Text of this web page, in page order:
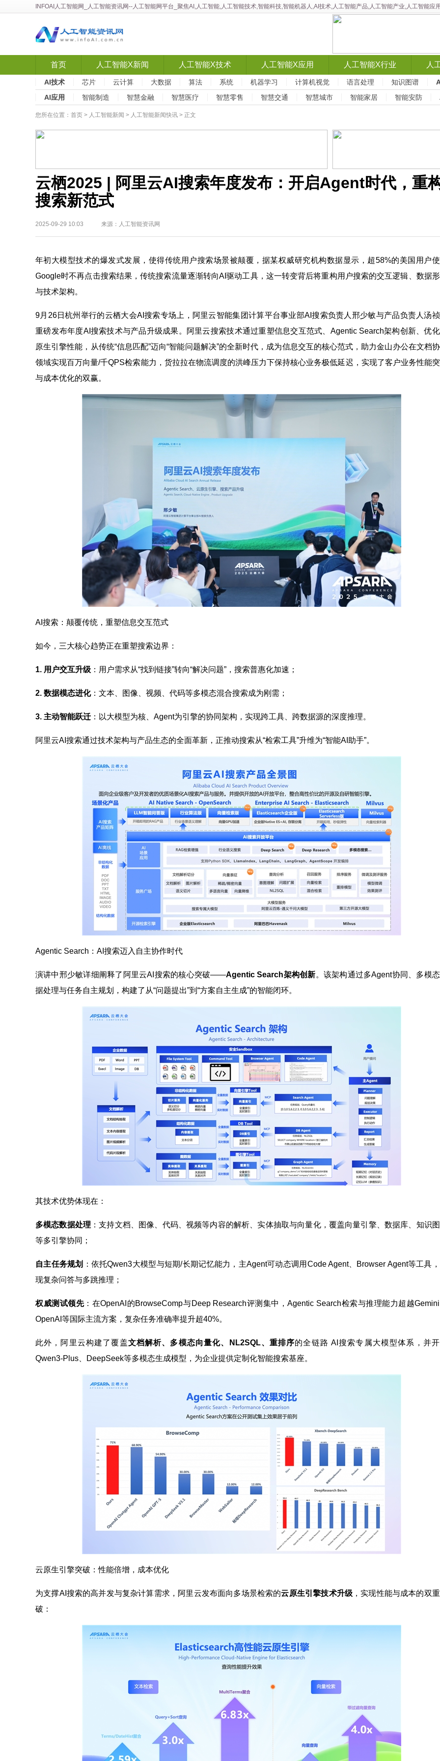
INFOAI人工智能网 人工智能资讯网--人工智能网平台_聚焦AI,人工智能,人工智能技术,智能科技,智能机器人,AI技术,人工智能产品,人工智能产业,人工智能应
首页 人工智能X新闻 人工智能X技术 人工智能X应用 人工智能X行业 人
AI技术 芯片 云计算 大数据 算法 系统 机器学习 计算机视觉 语言处理 知识图谱
AI应用
智能制造 智慧金融 智慧医疗 智慧零售 智慧交通 智慧城市 智能家居 智能安防
您所在位置： 首页 > 人工智能新闻 > 人工智能新闻快讯 > 正文
云栖2025 | 阿里云AI搜索年度发布：开启Agent时代，重
搜索新范式
2025-09-29 10:03 来源：人工智能资讯网
年初大模型技术的爆发式发展，使得传统用户搜索场景被颠覆，据某权威研究机构数据显示，超58%的美国用户
Google时不再点击搜索结果，传统搜索流量逐渐转向AI驱动工具，这一转变背后将重构用户搜索的交互逻辑、数据
与技术架构。
9月26日杭州举行的云栖大会AI搜索专场上，阿里云智能集团计算平台事业部AI搜索负责人邢少敏与产品负责人汤
重磅发布年度AI搜索技术与产品升级成果。阿里云搜索技术通过重塑信息交互范式、Agentic Search架构创新、优
原生引擎性能，从传统“信息匹配”迈向“智能问题解决”的全新时代，成为信息交互的核心范式，助力金山办公在文档
领域实现百万向量/千QPS检索能力，货拉拉在物流调度的洪峰压力下保持核心业务极低延迟，实现了客户业务性能
与成本优化的双赢。
AI搜索：颠覆传统，重塑信息交互范式
如今，三大核心趋势正在重塑搜索边界：
1. 用户交互升级 ：用户需求从“找到链接”转向“解决问题”，搜索普惠化加速；
2. 数据模态进化：文本、图像、视频、代码等多模态混合搜索成为刚需；
3. 主动智能跃迁 ：以大模型为核、Agent为引擎的协同架构，实现跨工具、跨数据源的深度推理。
阿里云AI搜索通过技术架构与产品生态的全面革新，正推动搜索从“检索工具”升维为“智能AI助手”。
Agentic Search：AI搜索迈入自主协作时代
演讲中邢少敏详细阐释了阿里云AI搜索的核心突破——Agentic Search架构创新。该架构通过多Agent协同、多模
据处理与任务自主规划，构建了从“问题提出”到“方案自主生成”的智能闭环。
其技术优势体现在：
多模态数据处理 ：支持文档、图像、代码、视频等内容的解析、实体抽取与向量化，覆盖向量引擎、数据库、知识
等多引擎协同；
自主任务规划
：依托Qwen3大模型与短期/长期记忆能力，主Agent可动态调用Code Agent、Browser Agent等工具
现复杂问答与多跳推理；
权威测试领先：在OpenAI的BrowseComp与Deep Research评测集中，Agentic Search检索与推理能力超越
OpenAI等国际主流方案，复杂任务准确率提升超40%。
此外，阿里云构建了覆盖文档解析、多模态向量化、NL2SQL、重排序的全链路 AI搜索专属大模型体系，并
Qwen3-Plus、DeepSeek等多模态生成模型，为企业提供定制化智能搜索基座。
云原生引擎突破：性能倍增，成本优化
为支撑AI搜索的高并发与复杂计算需求，阿里云发布面向多场景检索的云原生引擎技术升级 ，实现性能与成本的双
破：